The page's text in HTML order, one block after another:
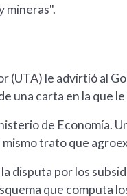
mineras".
(UTA) le advirtió al
una carta en la que
de Economía.
trato que
disputa por los
que computa